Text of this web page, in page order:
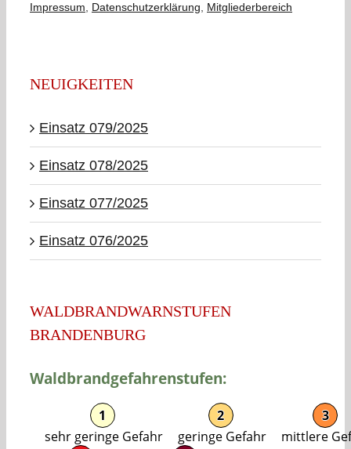
Impressum
Datenschutzerklärung Mitgliederbereich
NEUIGKEITEN
Einsatz 079/2025
Einsatz 078/2025
Einsatz 077/2025
Einsatz 076/2025
WALDBRANDWARNSTUFEN
BRANDENBURG